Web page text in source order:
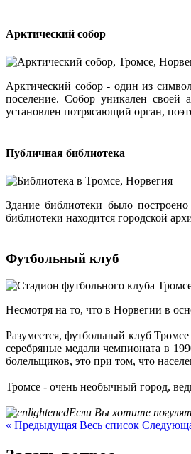
Арктический собор
Арктический собор - один из
поселение. Собор уникален своей
установлен потрясающий орган,
Публичная библиотека
Здание библиотеки было
библиотеки находится городской
Футбольный клуб
Несмотря на то, что в Норвегии в
Разумеется, футбольный клуб
серебряные медали чемпионата в
болельщиков, это при том, что
Тромсе - очень необычный город,
Если Вы хотите
« Предыдущая Весь список